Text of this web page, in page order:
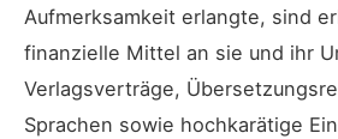
Aufmerksamkeit erlangte, sind
finanzielle Mittel an sie und ihr
Verlagsverträge,
Sprachen sowie hochkarätige